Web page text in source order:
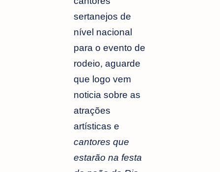
sertanejos de
nível nacional
para o evento de
rodeio, aguarde
que logo vem
noticia sobre as
atrações
artísticas e
cantores que
estarão na festa